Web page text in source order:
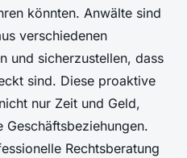
könnten. Anwälte sind
verschiedenen
und sicherzustellen, dass
sind. Diese proaktive
nur Zeit und Geld,
Rechtsberatung